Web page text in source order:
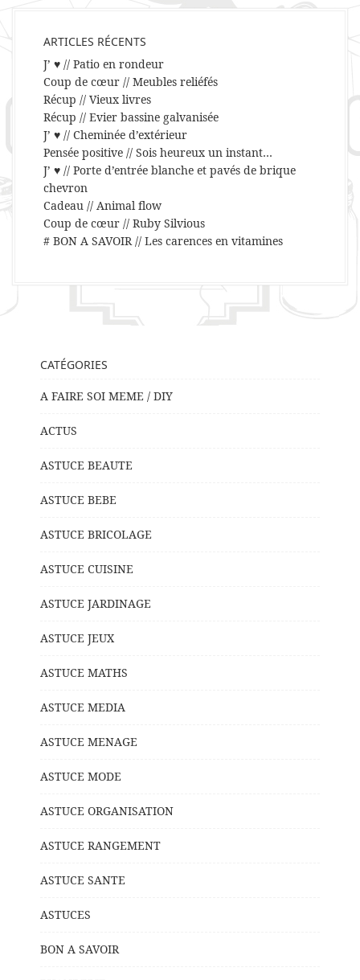
ARTICLES RÉCENTS
J’ ♥ // Patio en rondeur
Coup de cœur // Meubles reliéfés
Récup // Vieux livres
Récup // Evier bassine galvanisée
J’ ♥ // Cheminée d’extérieur
Pensée positive // Sois heureux un instant…
J’ ♥ // Porte d’entrée blanche et pavés de brique
chevron
Cadeau // Animal flow
Coup de cœur // Ruby Silvious
# BON A SAVOIR // Les carences en vitamines
CATÉGORIES
A FAIRE SOI MEME / DIY
ACTUS
ASTUCE BEAUTE
ASTUCE BEBE
ASTUCE BRICOLAGE
ASTUCE CUISINE
ASTUCE JARDINAGE
ASTUCE JEUX
ASTUCE MATHS
ASTUCE MEDIA
ASTUCE MENAGE
ASTUCE MODE
ASTUCE ORGANISATION
ASTUCE RANGEMENT
ASTUCE SANTE
ASTUCES
BON A SAVOIR